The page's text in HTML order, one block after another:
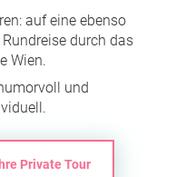
auf eine ebenso
durch das
Wien.
und
Private Tour